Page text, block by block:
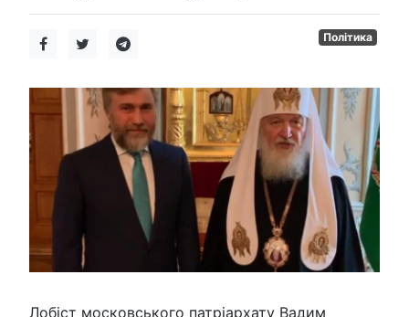
Політика
Лобіст московського патріархату Вадим